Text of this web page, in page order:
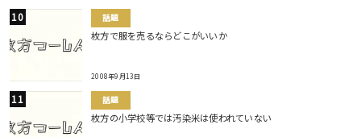
話題
枚方で服を売るならどこがいいか
2008年9月13日
話題
枚方の小学校等では汚染米は使われていない